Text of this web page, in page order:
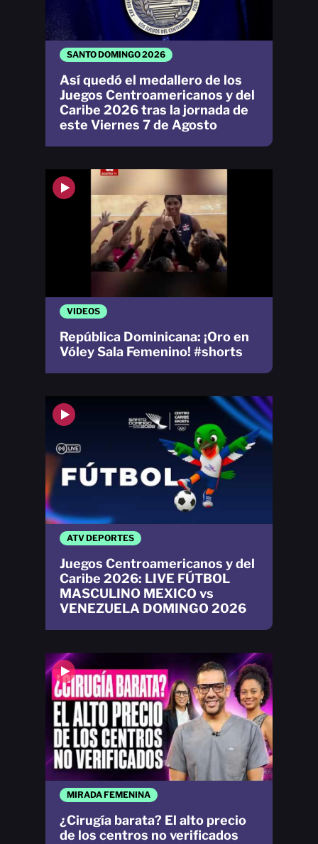
VIDEOS
República Dominicana: ¡Oro en
Vóley Sala Femenino! #shorts
SANTO DOMINGO 2026
Así quedó el medallero de los
Juegos Centroamericanos y del
Caribe 2026 tras la jornada de
este Viernes 7 de Agosto
MIRADA FEMENINA
¿Cirugía barata? El alto precio
de los centros no verificados
ATV DEPORTES
Juegos Centroamericanos y del
Caribe 2026: LIVE FÚTBOL
MASCULINO MEXICO vs
VENEZUELA DOMINGO 2026